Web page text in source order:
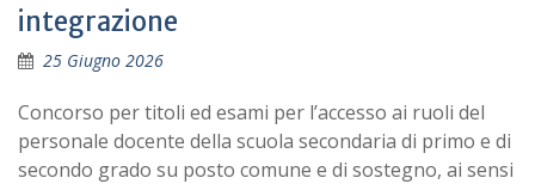
integrazione
25 Giugno 2026
Concorso per titoli ed esami per l’accesso ai ruoli del
personale docente della scuola secondaria di primo e di
secondo grado su posto comune e di sostegno, ai sensi